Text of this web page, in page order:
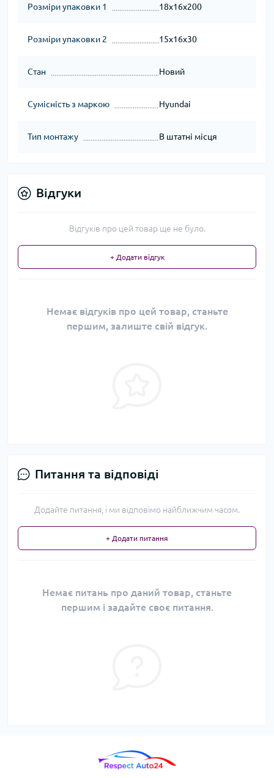
Розміри упаковки 1 18x16x200
Розміри упаковки 2 15x16x30
Стан Новий
Сумісність з маркою Hyundai
Тип монтажу В штатні місця
Відгуки
Відгуків про цей товар ще не було.
+ Додати відгук
Немає відгуків про цей товар, станьте
першим, залиште свій відгук.
Питання та відповіді
Додайте питання, і ми відповімо найближчим часом.
+ Додати питання
Немає питань про даний товар, станьте
першим і задайте своє питання.